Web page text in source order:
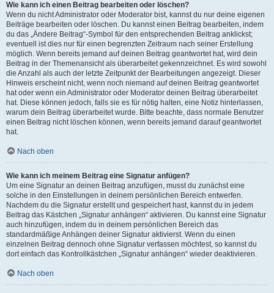
Wie kann ich einen Beitrag bearbeiten oder löschen?
Wenn du nicht Administrator oder Moderator bist, kannst du nur deine eigenen
Beiträge bearbeiten oder löschen. Du kannst einen Beitrag bearbeiten, indem
du das „Ändere Beitrag“-Symbol für den entsprechenden Beitrag anklickst;
eventuell ist dies nur für einen begrenzten Zeitraum nach seiner Erstellung
möglich. Wenn bereits jemand auf deinen Beitrag geantwortet hat, wird dein
Beitrag in der Themenansicht als überarbeitet gekennzeichnet. Es wird sowohl
die Anzahl als auch der letzte Zeitpunkt der Bearbeitungen angezeigt. Dieser
Hinweis erscheint nicht, wenn noch niemand auf deinen Beitrag geantwortet
hat oder wenn ein Administrator oder Moderator deinen Beitrag überarbeitet
hat. Diese können jedoch, falls sie es für nötig halten, eine Notiz hinterlassen,
warum dein Beitrag überarbeitet wurde. Bitte beachte, dass normale Benutzer
einen Beitrag nicht löschen können, wenn bereits jemand darauf geantwortet
hat.
Nach oben
Wie kann ich meinem Beitrag eine Signatur anfügen?
Um eine Signatur an deinen Beitrag anzufügen, musst du zunächst eine
solche in den Einstellungen in deinem persönlichen Bereich entwerfen.
Nachdem du die Signatur erstellt und gespeichert hast, kannst du in jedem
Beitrag das Kästchen „Signatur anhängen“ aktivieren. Du kannst eine Signatur
auch hinzufügen, indem du in deinem persönlichen Bereich das
standardmäßige Anhängen deiner Signatur aktivierst. Wenn du einen
einzelnen Beitrag dennoch ohne Signatur verfassen möchtest, so kannst du
dort einfach das Kontrollkästchen „Signatur anhängen“ wieder deaktivieren.
Nach oben